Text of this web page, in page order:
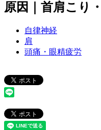
原因｜首肩こり
自律神経
肩
頭痛・眼精疲労